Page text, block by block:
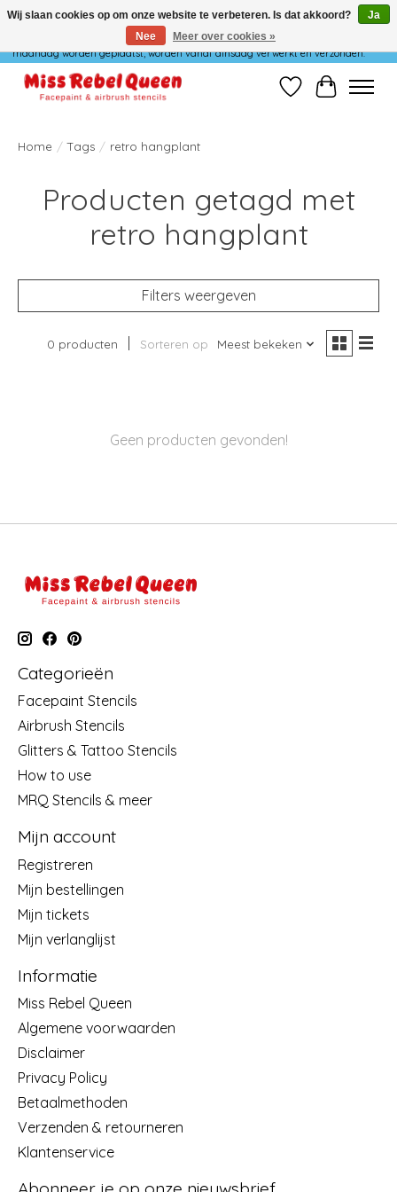
Wij verzenden niet op maandag. Bestellingen die in het weekend of op
maandag worden geplaatst, worden vanaf dinsdag verwerkt en verzonden.
Verlanglijst
Home / Tags / retro hangplant
Producten getagd met
retro hangplant
Filters weergeven
0 producten Sorteren op Meest bekeken
Geen producten gevonden!
Categorieën
Facepaint Stencils
Airbrush Stencils
Glitters & Tattoo Stencils
How to use
MRQ Stencils & meer
Mijn account
Registreren
Mijn bestellingen
Mijn tickets
Mijn verlanglijst
Informatie
Miss Rebel Queen
Algemene voorwaarden
Disclaimer
Privacy Policy
Betaalmethoden
Verzenden & retourneren
Klantenservice
Wij slaan cookies op om onze website te verbeteren. Is dat akkoord?
Ja
Nee
Meer over cookies »